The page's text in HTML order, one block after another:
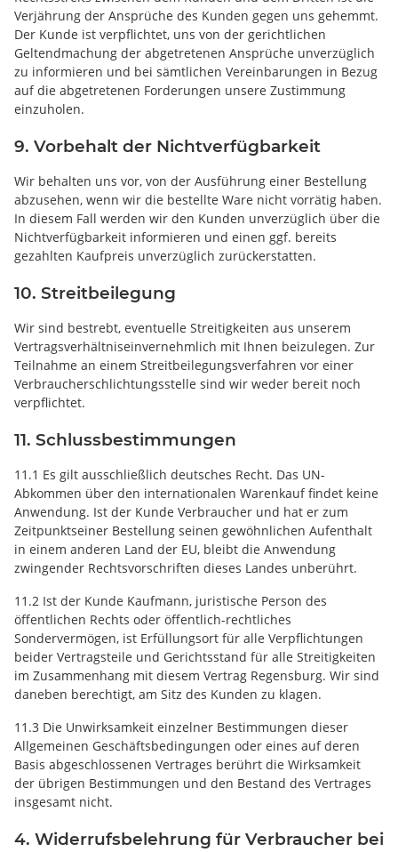
Verjährung der Ansprüche des Kunden gegen uns gehemmt.
Der Kunde ist verpflichtet, uns von der gerichtlichen
Geltendmachung der abgetretenen Ansprüche unverzüglich
zu informieren und bei sämtlichen Vereinbarungen in Bezug
auf die abgetretenen Forderungen unsere Zustimmung
einzuholen.
9. Vorbehalt der Nichtverfügbarkeit
Wir behalten uns vor, von der Ausführung einer Bestellung
abzusehen, wenn wir die bestellte Ware nicht vorrätig haben.
In diesem Fall werden wir den Kunden unverzüglich über die
Nichtverfügbarkeit informieren und einen ggf. bereits
gezahlten Kaufpreis unverzüglich zurückerstatten.
10. Streitbeilegung
Wir sind bestrebt, eventuelle Streitigkeiten aus unserem
Vertragsverhältniseinvernehmlich mit Ihnen beizulegen. Zur
Teilnahme an einem Streitbeilegungsverfahren vor einer
Verbraucherschlichtungsstelle sind wir weder bereit noch
verpflichtet.
11. Schlussbestimmungen
11.1 Es gilt ausschließlich deutsches Recht. Das UN-
Abkommen über den internationalen Warenkauf findet keine
Anwendung. Ist der Kunde Verbraucher und hat er zum
Zeitpunktseiner Bestellung seinen gewöhnlichen Aufenthalt
in einem anderen Land der EU, bleibt die Anwendung
zwingender Rechtsvorschriften dieses Landes unberührt.
11.2 Ist der Kunde Kaufmann, juristische Person des
öffentlichen Rechts oder öffentlich-rechtliches
Sondervermögen, ist Erfüllungsort für alle Verpflichtungen
beider Vertragsteile und Gerichtsstand für alle Streitigkeiten
im Zusammenhang mit diesem Vertrag Regensburg. Wir sind
daneben berechtigt, am Sitz des Kunden zu klagen.
11.3 Die Unwirksamkeit einzelner Bestimmungen dieser
Allgemeinen Geschäftsbedingungen oder eines auf deren
Basis abgeschlossenen Vertrages berührt die Wirksamkeit
der übrigen Bestimmungen und den Bestand des Vertrages
insgesamt nicht.
4. Widerrufsbelehrung für Verbraucher bei